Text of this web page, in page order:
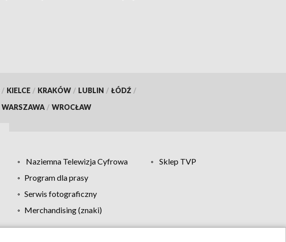
/ KIELCE / KRAKÓW / LUBLIN / ŁÓDŹ /
WARSZAWA / WROCŁAW
Naziemna Telewizja Cyfrowa
Sklep TVP
Program dla prasy
Serwis fotograficzny
Merchandising (znaki)